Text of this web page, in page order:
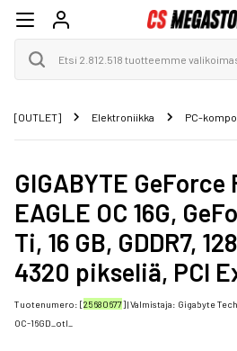
[OUTLET] Elektroniikka PC-
GIGABYTE GeForce
EAGLE OC 16G,
Ti, 16 GB, GDDR7,
4320 pikseliä, PCI
Tuotenumero: [25680677] | Valmistaja: Gigabyte
OC-16GD_otl_